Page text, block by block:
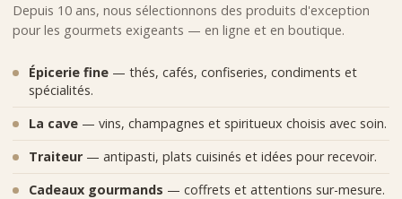
Depuis 10 ans, nous sélectionnons des produits d'exception
pour les gourmets exigeants — en ligne et en boutique.
Épicerie fine — thés, cafés, confiseries, condiments et
spécialités.
La cave — vins, champagnes et spiritueux choisis avec soin.
Traiteur — antipasti, plats cuisinés et idées pour recevoir.
Cadeaux gourmands — coffrets et attentions sur-mesure.